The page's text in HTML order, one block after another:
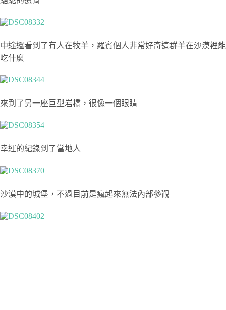
中途還看到了有人在牧羊，羅賓個人非常好奇這群羊在沙漠裡能
吃什麼
來到了另一座巨型岩橋，很像一個眼睛
幸運的紀錄到了當地人
沙漠中的城堡，不過目前是瘋起來無法內部參觀